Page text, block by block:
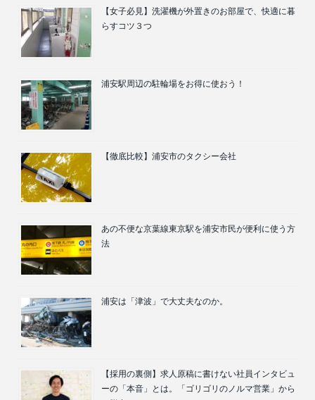
【女子必見】洗濯機が外置きのお部屋で、快適に暮
らすコツ３つ
浦安駅周辺の駐輪場をお得に使おう！
【徹底比較】浦安市のタクシー会社
あの不便な京葉線東京駅を浦安市民が便利に使う方
法
浦安は「津波」で大丈夫なのか。
【採用の裏側】求人原稿に書けない社員インタビュ
ーの「本音」とは。「ゴリゴリのノルマ営業」から